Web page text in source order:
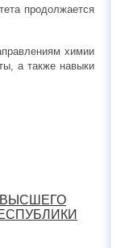
продолжается
химии
а также навыки
ВЫСШЕГО